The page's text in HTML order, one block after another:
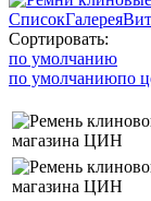
СписокГалерея
Сортировать:
по умолчанию
по умолчаниюпо